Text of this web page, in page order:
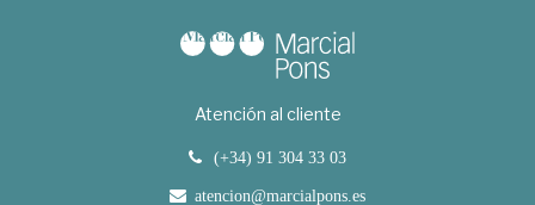
Atención al cliente
(+34) 91 304 33 03
atencion@marcialpons.es